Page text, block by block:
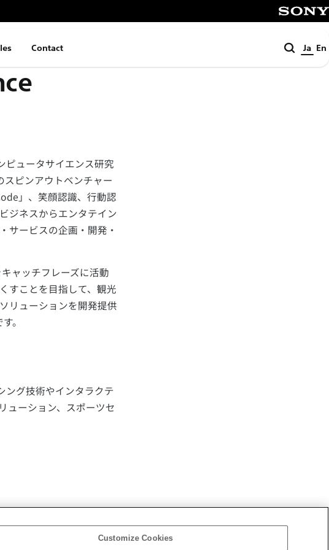
Contact
検
索
Ja En
ピュータサイエンス研究
ピンアウトベンチャー
」、笑顔認識、行動認
ジネスからエンタテイン
サービスの企画・開発・
ャッチフレーズに活動
すことを目指して、観光
リューションを開発提供
。
グ技術やインタラクテ
ューション、スポーツセ
会社概要 アクセス
Customize Cookies